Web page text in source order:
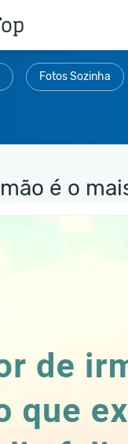
Fotos Sozinha
é o